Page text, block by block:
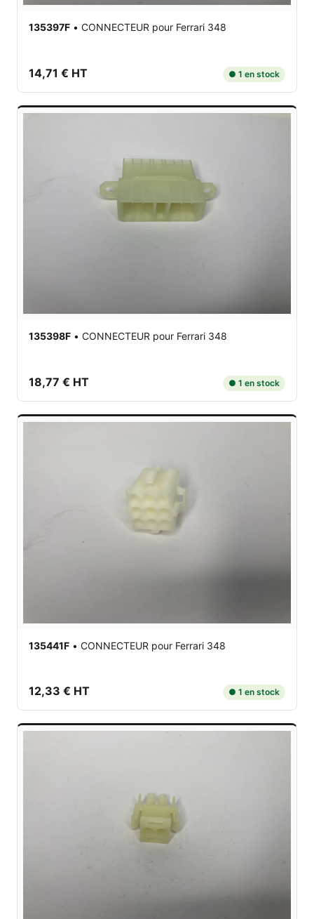
135397F • CONNECTEUR pour Ferrari 348
14,71 € HT ● 1 en stock
135398F • CONNECTEUR pour Ferrari 348
18,77 € HT ● 1 en stock
135441F • CONNECTEUR pour Ferrari 348
12,33 € HT ● 1 en stock